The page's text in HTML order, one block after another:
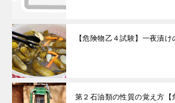
【危険物乙４試験】一夜漬け
第２石油類の性質の覚え方【